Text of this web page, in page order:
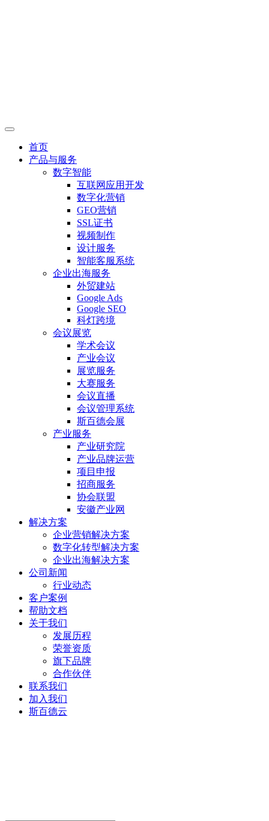
首页
产品与服务
数字智能
互联网应用开发
数字化营销
GEO营销
SSL证书
视频制作
设计服务
智能客服系统
企业出海服务
外贸建站
Google Ads
Google SEO
科灯跨境
会议展览
学术会议
产业会议
展览服务
大赛服务
会议直播
会议管理系统
斯百德会展
产业服务
产业研究院
产业品牌运营
项目申报
招商服务
协会联盟
安徽产业网
解决方案
企业营销解决方案
数字化转型解决方案
企业出海解决方案
公司新闻
行业动态
客户案例
帮助文档
关于我们
发展历程
荣誉资质
旗下品牌
合作伙伴
联系我们
加入我们
斯百德云